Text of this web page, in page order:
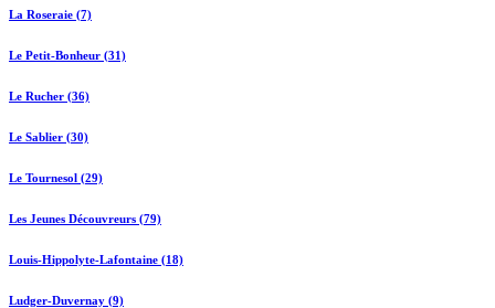
La Roseraie (7)
Le Petit-Bonheur (31)
Le Rucher (36)
Le Sablier (30)
Le Tournesol (29)
Les Jeunes Découvreurs (79)
Louis-Hippolyte-Lafontaine (18)
Ludger-Duvernay (9)